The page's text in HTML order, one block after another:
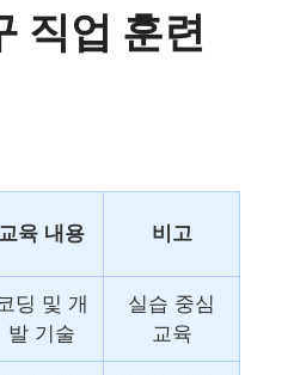
직업 훈련
교육 내용 비고
딩 및 개
발 기술
실습 중심
교육